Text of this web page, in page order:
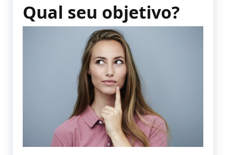
Qual seu objetivo?